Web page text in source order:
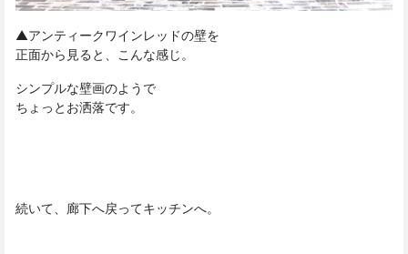
▲アンティークワインレッドの壁を
正面から見ると、こんな感じ。
シンプルな壁画のようで
ちょっとお洒落です。
続いて、廊下へ戻ってキッチンへ。